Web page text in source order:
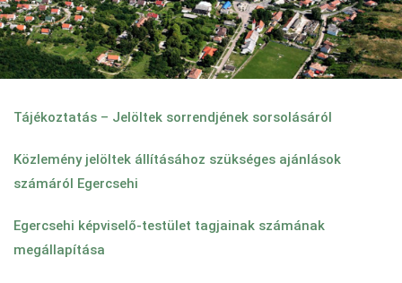
Tájékoztatás – Jelöltek sorrendjének sorsolásáról
Közlemény jelöltek állításához szükséges ajánlások
számáról Egercsehi
Egercsehi képviselő-testület tagjainak számának
megállapítása